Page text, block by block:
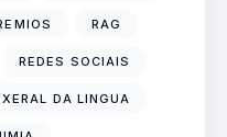
RAG
REDES SOCIAIS
DA LINGUA